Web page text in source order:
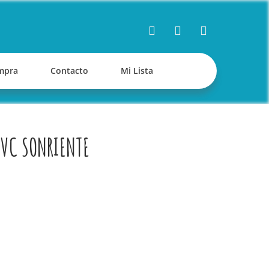
Contacto Mi Lista
SONRIENTE